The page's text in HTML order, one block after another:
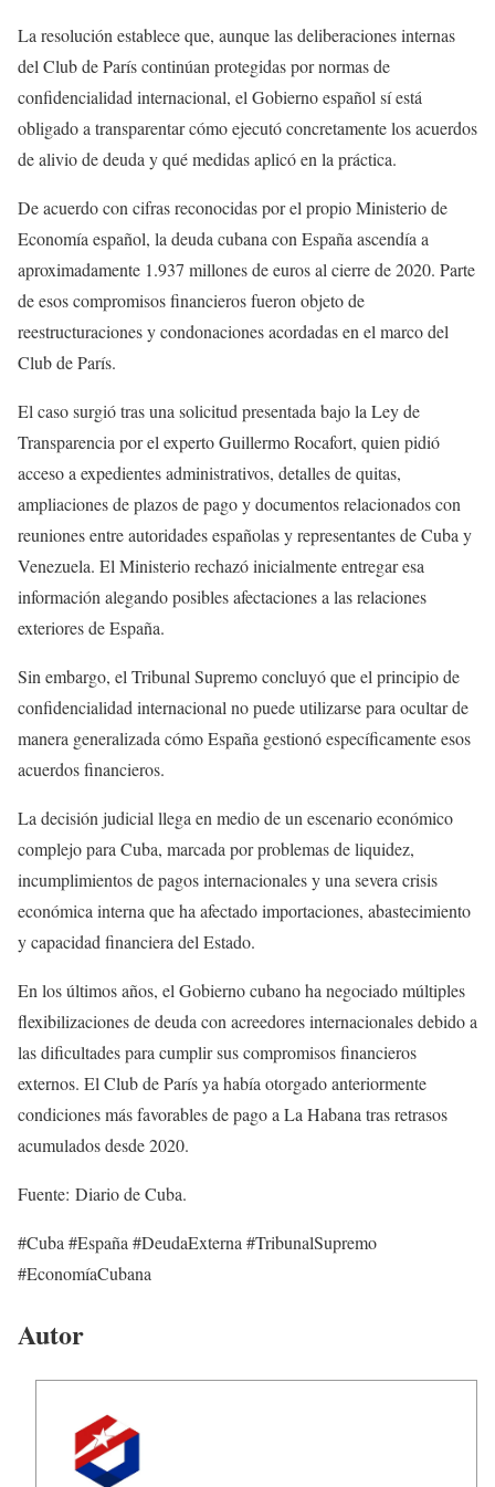
La resolución establece que, aunque las deliberaciones internas
del Club de París continúan protegidas por normas de
confidencialidad internacional, el Gobierno español sí está
obligado a transparentar cómo ejecutó concretamente los acuerdos
de alivio de deuda y qué medidas aplicó en la práctica.
De acuerdo con cifras reconocidas por el propio Ministerio de
Economía español, la deuda cubana con España ascendía a
aproximadamente 1.937 millones de euros al cierre de 2020. Parte
de esos compromisos financieros fueron objeto de
reestructuraciones y condonaciones acordadas en el marco del
Club de París.
El caso surgió tras una solicitud presentada bajo la Ley de
Transparencia por el experto Guillermo Rocafort, quien pidió
acceso a expedientes administrativos, detalles de quitas,
ampliaciones de plazos de pago y documentos relacionados con
reuniones entre autoridades españolas y representantes de Cuba y
Venezuela. El Ministerio rechazó inicialmente entregar esa
información alegando posibles afectaciones a las relaciones
exteriores de España.
Sin embargo, el Tribunal Supremo concluyó que el principio de
confidencialidad internacional no puede utilizarse para ocultar de
manera generalizada cómo España gestionó específicamente esos
acuerdos financieros.
La decisión judicial llega en medio de un escenario económico
complejo para Cuba, marcada por problemas de liquidez,
incumplimientos de pagos internacionales y una severa crisis
económica interna que ha afectado importaciones, abastecimiento
y capacidad financiera del Estado.
En los últimos años, el Gobierno cubano ha negociado múltiples
flexibilizaciones de deuda con acreedores internacionales debido a
las dificultades para cumplir sus compromisos financieros
externos. El Club de París ya había otorgado anteriormente
condiciones más favorables de pago a La Habana tras retrasos
acumulados desde 2020.
Fuente: Diario de Cuba.
#Cuba #España #DeudaExterna #TribunalSupremo
#EconomíaCubana
Autor